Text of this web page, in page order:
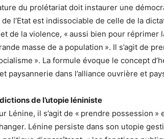
du prolétariat doit instaurer une
l’Etat est indissociable de celle de la
de la violence, « aussi bien pour
masse de a population ». Il s’agit de
». La formule évoque le concept
paysannerie dans l’alliance ouvrière et
de l’utopie léniniste
Lénine, il s’agit de « prendre possession »
Lénine persiste dans son utopie